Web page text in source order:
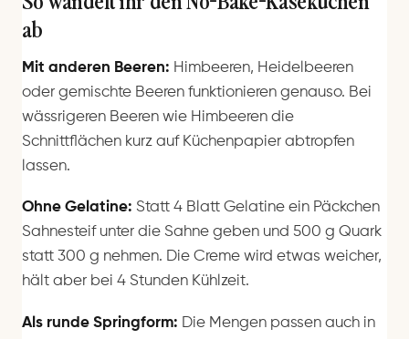
ab
Mit anderen Beeren: Himbeeren, Heidelbeeren
oder gemischte Beeren funktionieren genauso. Bei
wässrigeren Beeren wie Himbeeren die
Schnittflächen kurz auf Küchenpapier abtropfen
lassen.
Ohne Gelatine: Statt 4 Blatt Gelatine ein Päckchen
Sahnesteif unter die Sahne geben und 500 g Quark
statt 300 g nehmen. Die Creme wird etwas weicher,
hält aber bei 4 Stunden Kühlzeit.
Als runde Springform: Die Mengen passen auch in